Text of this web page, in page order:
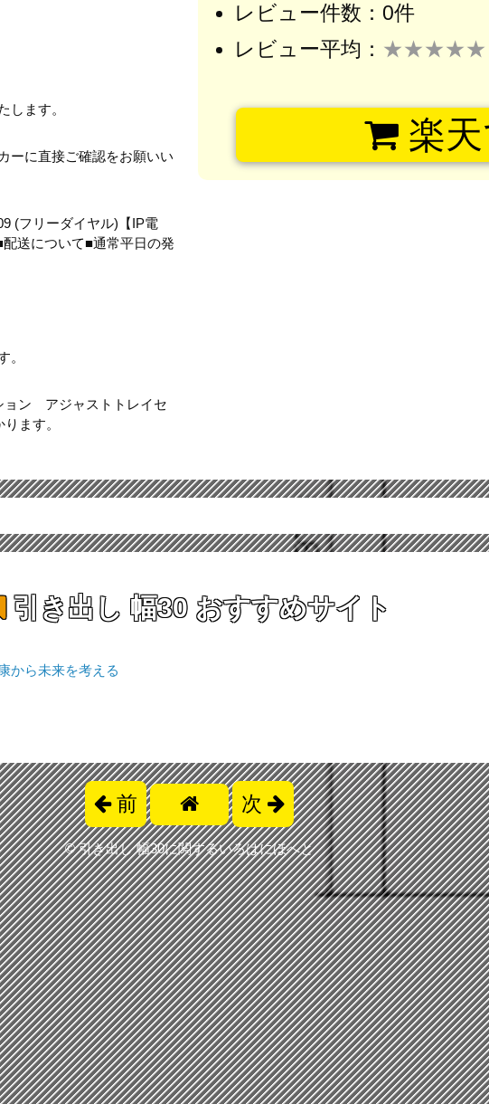
します。
ーに直接ご確認をお願いい
(フリーダイヤル)【IP電
送について■通常平日の発
。
ン アジャストトレイセ
ます。
レビュー件数：0件
レビュー平均： ★★★★★
楽天
引き出し 幅30 おすすめサイト
から未来を考える
前 次
©引き出し 幅30に関するいろはにほへと